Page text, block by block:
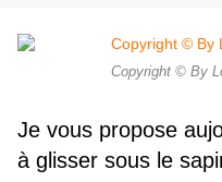
Copyright © By
Je vous propose
à glisser sous le